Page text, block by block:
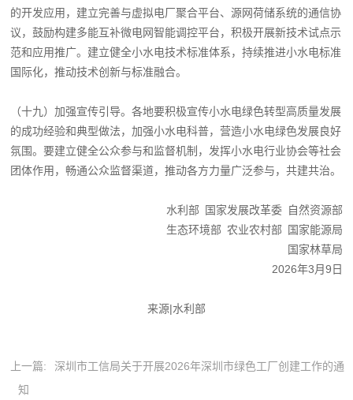
的开发应用，建立完善与虚拟电厂聚合平台、源网荷储系统的通信协
议，鼓励构建多能互补微电网智能调控平台，积极开展新技术试点示
范和应用推广。建立健全小水电技术标准体系，持续推进小水电标准
国际化，推动技术创新与标准融合。
（十九）加强宣传引导。各地要积极宣传小水电绿色转型高质量发展
的成功经验和典型做法，加强小水电科普，营造小水电绿色发展良好
氛围。要建立健全公众参与和监督机制，发挥小水电行业协会等社会
团体作用，畅通公众监督渠道，推动各方力量广泛参与，共建共治。
水利部 国家发展改革委 自然资源部
生态环境部 农业农村部 国家能源局
国家林草局
2026年3月9日
来源|水利部
上一篇:
深圳市工信局关于开展2026年深圳市绿色工厂创建工作的通
知